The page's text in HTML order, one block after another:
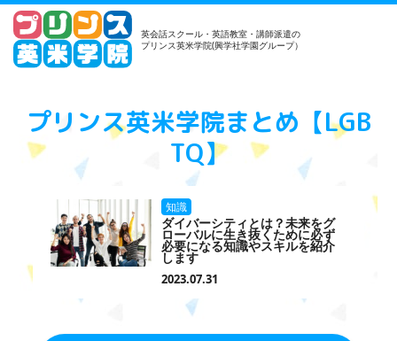
英会話スクール・英語教室・講師派遣の
プリンス英米学院(興学社学園グループ）
プリンス英米学院まとめ【LGB
TQ】
知識
ダイバーシティとは？未来をグ
ローバルに生き抜くために必ず
必要になる知識やスキルを紹介
します
2023.07.31